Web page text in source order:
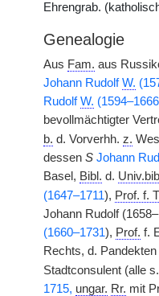
Ehrengrab.
Genealogie
Aus Fam. aus
Johann RudolfW.
RudolfW. (1594–1666
bevollmächtigter
b. d. Vorverhh. z.
dessen S Johann
Basel, Bibl. d.
(1647–1711), Prof. f.
Johann Rudolf
(1660–1731), Prof. f.
Rechts, d.
Stadtconsulent (alle s.
1715, ungar. Rr. mit